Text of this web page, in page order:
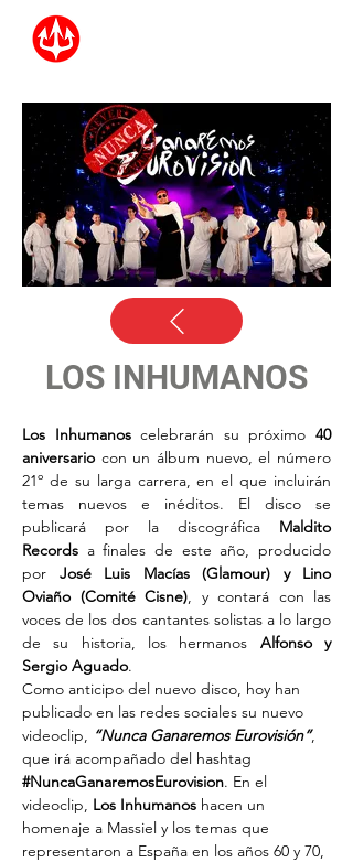
LOS INHUMANOS
Los Inhumanos celebrarán su próximo 40
aniversario con un álbum nuevo, el número
21º de su larga carrera, en el que incluirán
temas nuevos e inéditos. El disco se
publicará por la discográfica Maldito
Records a finales de este año, producido
por José Luis Macías (Glamour) y Lino
Oviaño (Comité Cisne), y contará con las
voces de los dos cantantes solistas a lo largo
de su historia, los hermanos Alfonso y
Sergio Aguado.
Como anticipo del nuevo disco, hoy han
publicado en las redes sociales su nuevo
videoclip, “Nunca Ganaremos Eurovisión”,
que irá acompañado del hashtag
#NuncaGanaremosEurovision. En el
videoclip, Los Inhumanos hacen un
homenaje a Massiel y los temas que
representaron a España en los años 60 y 70,